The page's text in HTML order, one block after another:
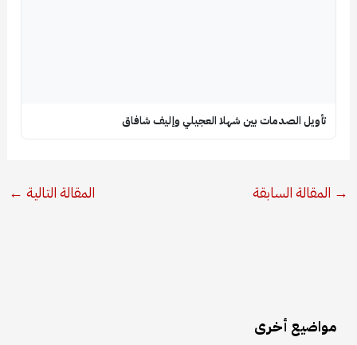
تأويل الصدمات بين شهلا العجيلي وإليف شافاق
→ المقالة السابقة المقالة التالية ←
مواضيع أخرى